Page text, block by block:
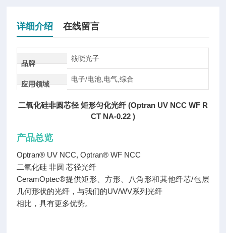
详细介绍 在线留言
品牌
筱晓光子
应用领域
电子/电池,电气,综合
二氧化硅非圆芯径 矩形匀化光纤 (Optran UV NCC WF R
CT NA-0.22 )
产品总览
Optran® UV NCC, Optran® WF NCC
二氧化硅 非圆 芯径光纤
CeramOptec®提供矩形、方形、八角形和其他纤芯/包层
几何形状的光纤，与我们的UV/WV系列光纤
相比，具有更多优势。